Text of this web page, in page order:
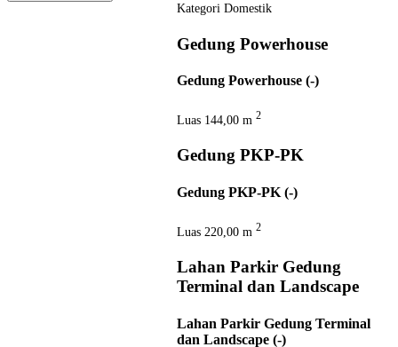
Kategori Domestik
Gedung Powerhouse
Gedung Powerhouse (-)
Luas 144,00 m 2
Gedung PKP-PK
Gedung PKP-PK (-)
Luas 220,00 m 2
Lahan Parkir Gedung
Terminal dan Landscape
Lahan Parkir Gedung Terminal
dan Landscape (-)